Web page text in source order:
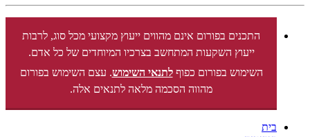
התכנים בפורום אינם מהווים ייעוץ מקצועי מכל סוג, לרבות
ייעוץ השקעות המתחשב בצרכיו המיוחדים של כל אדם.
השימוש בפורום כפוףלתנאי השימוש. עצם השימוש בפורום
מהווה הסכמה מלאה לתנאים אלה.
בית